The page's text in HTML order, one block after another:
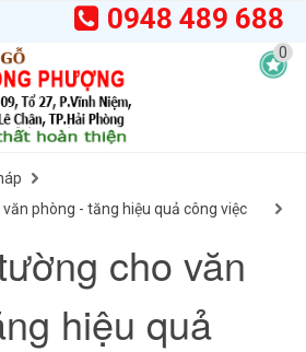
0948 489 688
0
phòng - tăng hiệu quả công việc
cho văn
hiệu quả